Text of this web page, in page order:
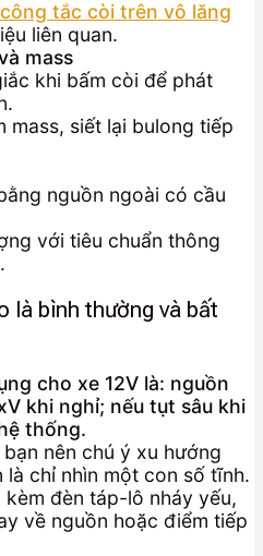
tắc còi trên vô lăng
liên quan.
mass
khi bấm còi để phát
mass, siết lại bulong tiếp
nguồn ngoài có cầu
với tiêu chuẩn thông
là bình thường và bất
cho xe 12V là: nguồn
khi nghỉ; nếu tụt sâu khi
thống.
nên chú ý xu hướng
chỉ nhìn một con số tĩnh.
đèn táp-lô nháy yếu,
về nguồn hoặc điểm tiếp